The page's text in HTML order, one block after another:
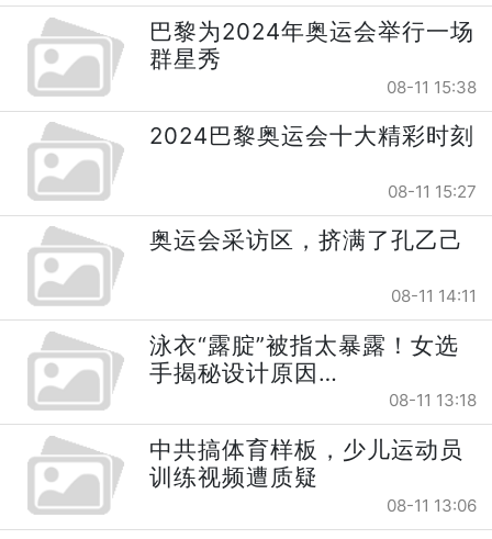
巴黎为2024年奥运会举行一场
群星秀
08-11 15:38
2024巴黎奥运会十大精彩时刻
08-11 15:27
奥运会采访区，挤满了孔乙己
08-11 14:11
泳衣“露腚”被指太暴露！女选
手揭秘设计原因…
08-11 13:18
中共搞体育样板，少儿运动员
训练视频遭质疑
08-11 13:06